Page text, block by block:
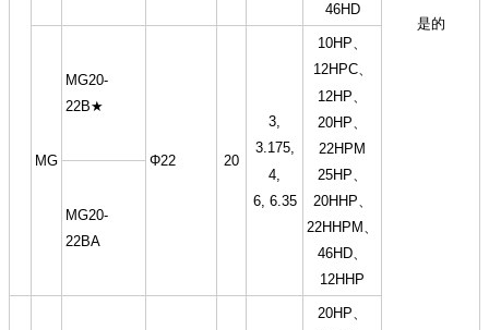
是的
46HD
MG
MG20-
22B★
Φ22 20
3,
3.175,
4,
6, 6.35
10HP、
12HPC、
12HP、
20HP、
22HPM
25HP、
20HHP、
22HHPM、
46HD、
12HHP
MG20-
22BA
20HP、